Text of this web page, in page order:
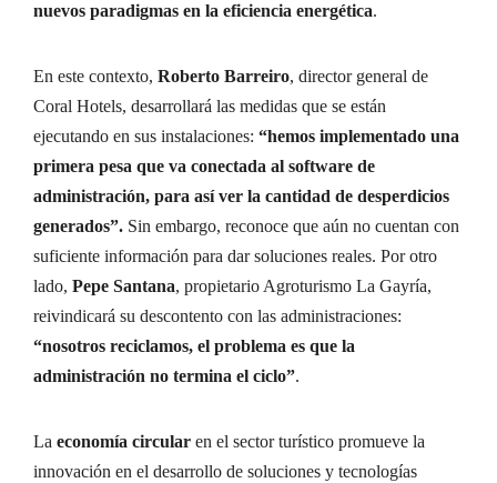
nuevos paradigmas en la eficiencia energética.
En este contexto, Roberto Barreiro, director general de
Coral Hotels, desarrollará las medidas que se están
ejecutando en sus instalaciones: “hemos implementado una
primera pesa que va conectada al software de
administración, para así ver la cantidad de desperdicios
generados”. Sin embargo, reconoce que aún no cuentan con
suficiente información para dar soluciones reales. Por otro
lado, Pepe Santana, propietario Agroturismo La Gayría,
reivindicará su descontento con las administraciones:
“nosotros reciclamos, el problema es que la
administración no termina el ciclo”.
La economía circular en el sector turístico promueve la
innovación en el desarrollo de soluciones y tecnologías